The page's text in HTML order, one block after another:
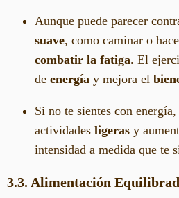
Aunque puede parecer
suave, como caminar o
combatir la fatiga. El
de energía y mejora el
Si no te sientes con
actividades ligeras y
intensidad a medida que te
3.3. Alimentación